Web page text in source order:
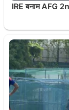
IRE बनाम AFG